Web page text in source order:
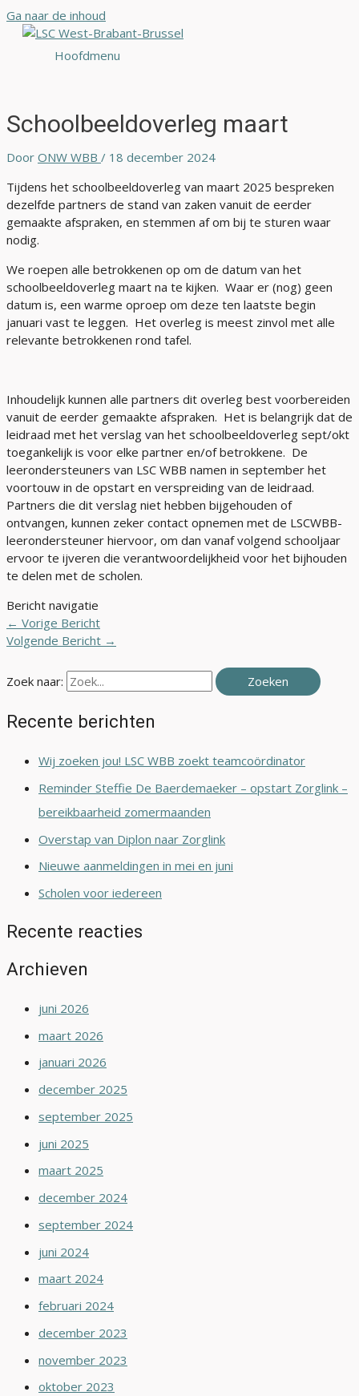
Ga naar de inhoud
Hoofdmenu
Schoolbeeldoverleg maart
Door ONW WBB / 18 december 2024
Tijdens het schoolbeeldoverleg van maart 2025 bespreken
dezelfde partners de stand van zaken vanuit de eerder
gemaakte afspraken, en stemmen af om bij te sturen waar
nodig.
We roepen alle betrokkenen op om de datum van het
schoolbeeldoverleg maart na te kijken. Waar er (nog) geen
datum is, een warme oproep om deze ten laatste begin
januari vast te leggen. Het overleg is meest zinvol met alle
relevante betrokkenen rond tafel.
Inhoudelijk kunnen alle partners dit overleg best voorbereiden
vanuit de eerder gemaakte afspraken. Het is belangrijk dat de
leidraad met het verslag van het schoolbeeldoverleg sept/okt
toegankelijk is voor elke partner en/of betrokkene. De
leerondersteuners van LSC WBB namen in september het
voortouw in de opstart en verspreiding van de leidraad.
Partners die dit verslag niet hebben bijgehouden of
ontvangen, kunnen zeker contact opnemen met de LSCWBB-
leerondersteuner hiervoor, om dan vanaf volgend schooljaar
ervoor te ijveren die verantwoordelijkheid voor het bijhouden
te delen met de scholen.
Bericht navigatie
← Vorige Bericht
Volgende Bericht →
Zoek naar:
Recente berichten
Wij zoeken jou! LSC WBB zoekt teamcoördinator
Reminder Steffie De Baerdemaeker – opstart Zorglink –
bereikbaarheid zomermaanden
Overstap van Diplon naar Zorglink
Nieuwe aanmeldingen in mei en juni
Scholen voor iedereen
Recente reacties
Archieven
juni 2026
maart 2026
januari 2026
december 2025
september 2025
juni 2025
maart 2025
december 2024
september 2024
juni 2024
maart 2024
februari 2024
december 2023
november 2023
oktober 2023